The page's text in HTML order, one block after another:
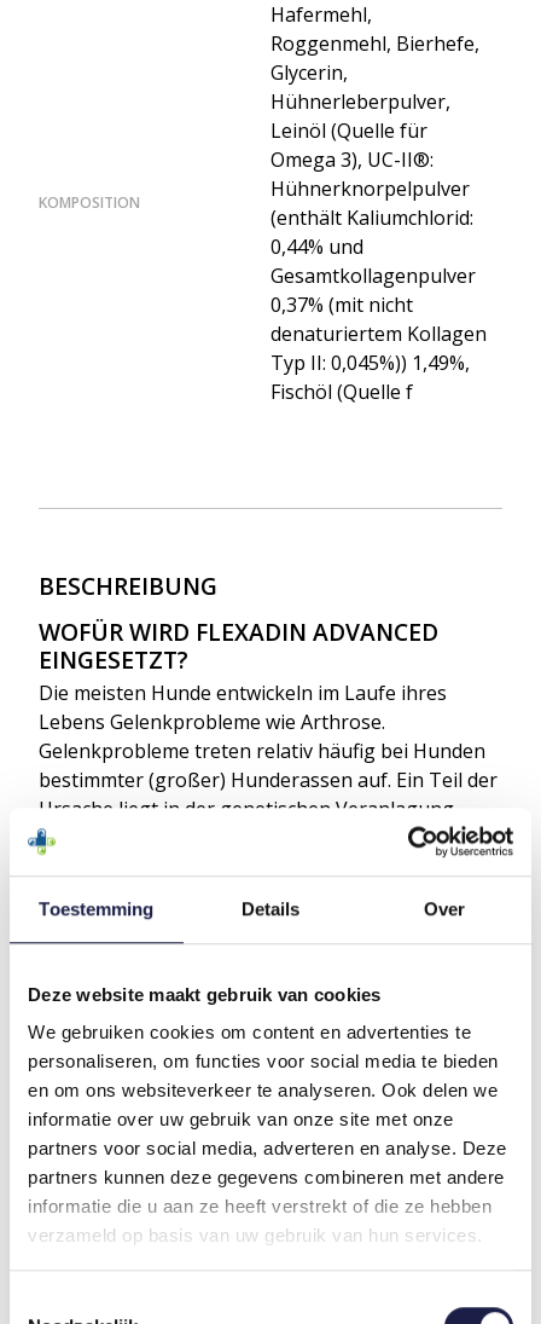
Toestemming Details Over
Deze website maakt gebruik van cookies
We gebruiken cookies om content en advertenties te
personaliseren, om functies voor social media te bieden
en om ons websiteverkeer te analyseren. Ook delen we
informatie over uw gebruik van onze site met onze
partners voor social media, adverteren en analyse. Deze
partners kunnen deze gegevens combineren met andere
informatie die u aan ze heeft verstrekt of die ze hebben
verzameld op basis van uw gebruik van hun services.
KOMPOSITION
Hafermehl,
Roggenmehl, Bierhefe,
Glycerin,
Hühnerleberpulver,
Leinöl (Quelle für
Omega 3), UC-II®:
Hühnerknorpelpulver
(enthält Kaliumchlorid:
0,44% und
Gesamtkollagenpulver
0,37% (mit nicht
denaturiertem Kollagen
Typ II: 0,045%)) 1,49%,
Fischöl (Quelle f
BESCHREIBUNG
WOFÜR WIRD FLEXADIN ADVANCED
EINGESETZT?
Die meisten Hunde entwickeln im Laufe ihres
Lebens Gelenkprobleme wie Arthrose.
Gelenkprobleme treten relativ häufig bei Hunden
bestimmter (großer) Hunderassen auf. Ein Teil der
Ursache liegt in der genetischen Veranlagung,
aber auch schlechte Bewegungsgewohnheiten und
eine falsche Ernährung können eine Rolle spielen.
Gelenkverschleiß geht oft mit Schmerzen einher
und tritt häufig in den Kniegelenken, Hüftgelenken
Ihr Hund weniger mobil wird. Gegen den
Gelenkverschleiß gibt es verschiedene
Behandlungsmöglichkeiten.
WIE WIRKT FLEXADIN ADVANCED?
Flexadin Advanced wird bei nachgewiesenen
Schäden in einem oder mehreren Gelenken
empfohlen. Die Flexadin Advanced Kautabletten
bestehen aus einer Zusammensetzung der
folgenden Inhaltsstoffe: UCII (nicht denaturiertes